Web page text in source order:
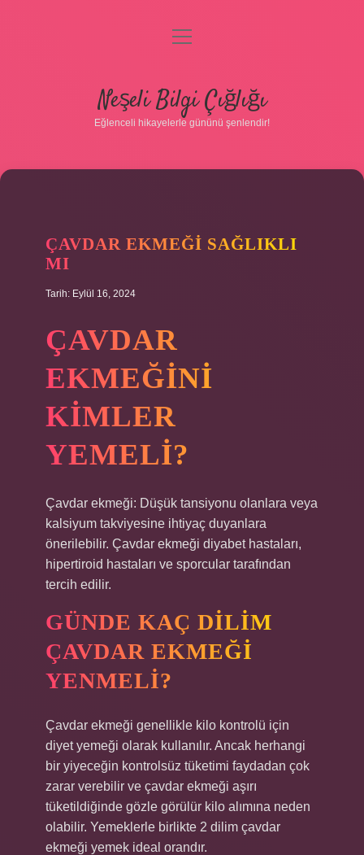
Gizlilik Politikası
Hakkımızda
menüyü
Neşeli Bilgi Çığlığı
Eğlenceli hikayelerle gününü şenlendir!
ÇAVDAR EKMEĞI SAĞLIKLI
MI
Tarih: Eylül 16, 2024
ÇAVDAR
EKMEĞINI
KIMLER
YEMELI?
Çavdar ekmeği: Düşük tansiyonu olanlara veya
kalsiyum takviyesine ihtiyaç duyanlara
önerilebilir. Çavdar ekmeği diyabet hastaları,
hipertiroid hastaları ve sporcular tarafından
tercih edilir.
GÜNDE KAÇ DILIM
ÇAVDAR EKMEĞI
YENMELI?
Çavdar ekmeği genellikle kilo kontrolü için
diyet yemeği olarak kullanılır. Ancak herhangi
bir yiyeceğin kontrolsüz tüketimi faydadan çok
zarar verebilir ve çavdar ekmeği aşırı
tüketildiğinde gözle görülür kilo alımına neden
olabilir. Yemeklerle birlikte 2 dilim çavdar
ekmeği yemek ideal orandır.